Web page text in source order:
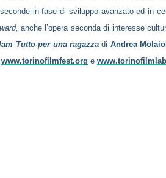
in fase di sviluppo avanzato ed in
anche l’opera seconda di interesse
Tutto per una ragazzadi Andrea
www.torinofilmfest.org e